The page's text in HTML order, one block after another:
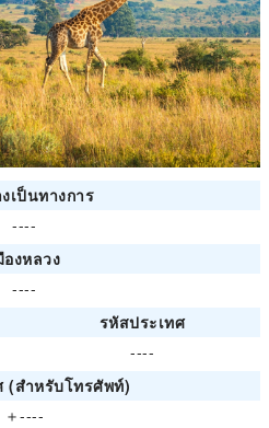
เป็นทางการ
----
องหลวง
----
รหัสประเทศ
----
(สำหรับโทรศัพท์)
＋----